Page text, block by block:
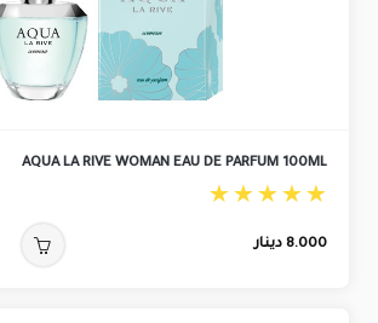
AQUA LA RIVE WOMAN EAU DE PARFUM 100ML
8.000 دينار